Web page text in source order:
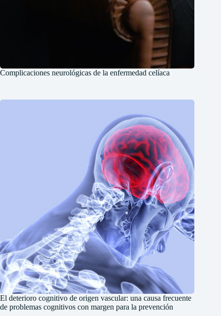
Complicaciones neurológicas de la enfermedad celíaca
El deterioro cognitivo de origen vascular: una causa frecuente
de problemas cognitivos con margen para la prevención